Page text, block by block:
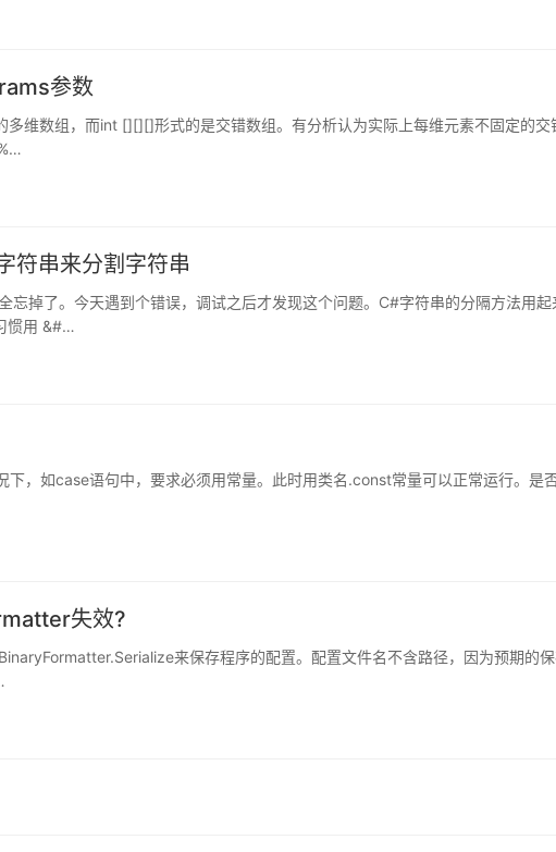
参数
维数组，而int [][][]形式的是交错数组。有分析认为实际上每维元素不固定的交
符串来分割字符串
忘掉了。今天遇到个错误，调试之后才发现这个问题。C#字符串的分隔方法用起
惯用 &#…
，如case语句中，要求必须用常量。此时用类名.const常量可以正常运行。是
失效?
来保存程序的配置。配置文件名不含路径，因为预期的